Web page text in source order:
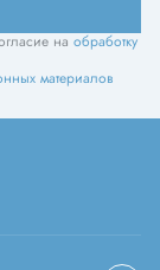
на обработку
материалов